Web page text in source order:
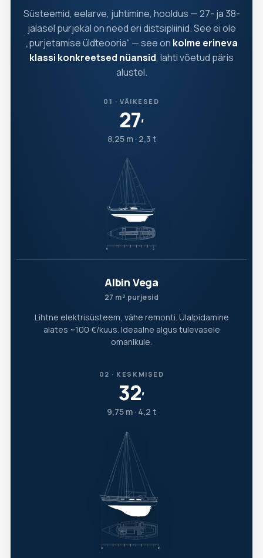
Süsteemid, eelarve, juhtimine, hooldus — 27- ja 38-
jalasel purjekal on need eri distsipliinid. See ei ole
„purjetamise üldteooria“ — see on kolme erineva
klassi konkreetsed nüansid, lahti võetud päris
alustel.
01 · VÄIKESED
27′
8,25 m · 2,3 t
Albin Vega
27 m² purjesid
Lihtne elektrisüsteem, vähe remonti. Ülalpidamine
alates ~100 €/kuus. Ideaalne algus tulevasele
omanikule.
02 · KESKMISED
32′
9,75 m · 4,2 t